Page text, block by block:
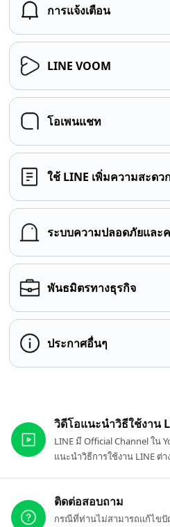
การแจ้งเตือน
LINE VOOM
โอเพนแชท
ใช้ LINE เพิ่มความสะดว
ระบบความปลอดภัยและ
พันธมิตรทางธุรกิจ
ประกาศอื่นๆ
วิดีโอแนะนำวิธีใช้งาน
LINE มี Official Channel ใน
แนะนำวิธีการใช้งาน LINE ต่า
ติดต่อสอบถาม
กรณีที่ท่านไม่สามารถแก้ไขปั